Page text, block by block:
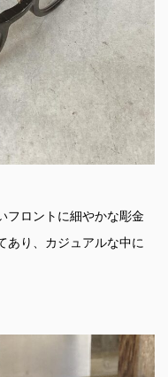
フロントに細やかな彫金
あり、カジュアルな中に